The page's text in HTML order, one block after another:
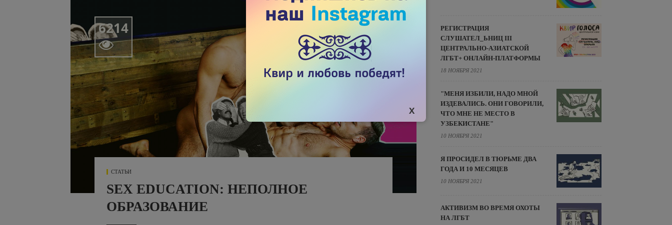
6214

СТАТЬИ
SEX EDUCATION: НЕПОЛНОЕ
ОБРАЗОВАНИЕ
РЕГИСТРАЦИЯ
СЛУШАТЕЛ_ЬНИЦ III
ЦЕНТРАЛЬНО-АЗИАТСКОЙ
ЛГБТ+ ОНЛАЙН-ПЛАТФОРМЫ
18 НОЯБРЯ 2021
"МЕНЯ ИЗБИЛИ, НАДО МНОЙ
ИЗДЕВАЛИСЬ. ОНИ ГОВОРИЛИ,
ЧТО МНЕ НЕ МЕСТО В
УЗБЕКИСТАНЕ"
10 НОЯБРЯ 2021
Я ПРОСИДЕЛ В ТЮРЬМЕ ДВА
ГОДА И 10 МЕСЯЦЕВ
10 НОЯБРЯ 2021
АКТИВИЗМ ВО ВРЕМЯ ОХОТЫ
НА ЛГБТ